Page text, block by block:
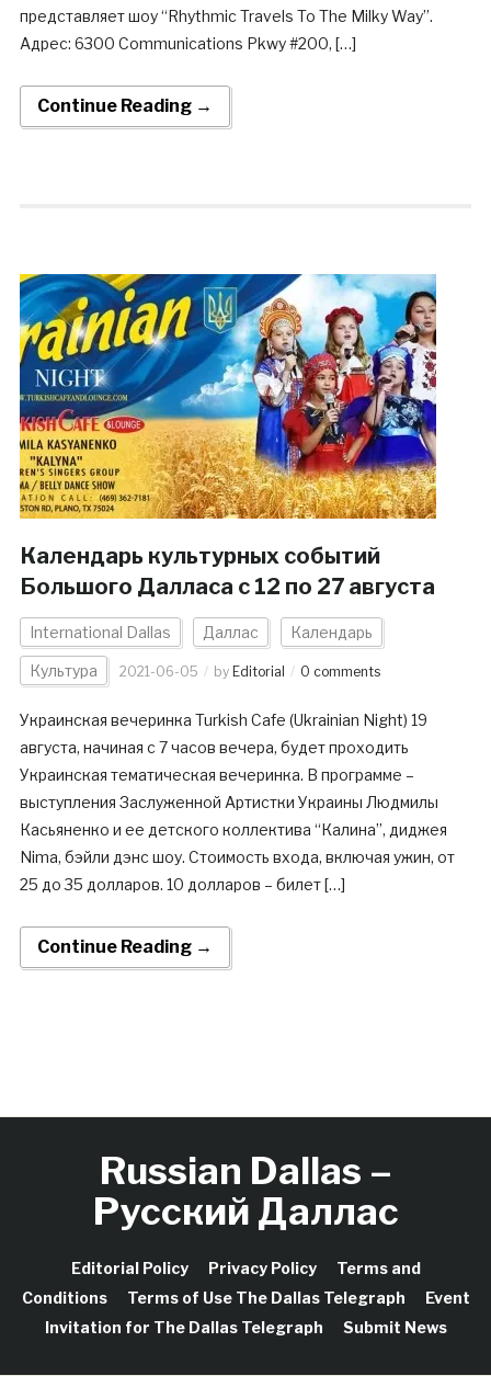
представляет шоу “Rhythmic Travels To The Milky Way”.
Адрес: 6300 Communications Pkwy #200, […]
Continue Reading →
Календарь культурных событий
Большого Далласа c 12 по 27 августа
International Dallas Даллас Календарь
Культура 2021-06-05 by Editorial 0 comments
Украинская вечеринка Turkish Cafe (Ukrainian Night) 19
августа, начиная с 7 часов вечера, будет проходить
Украинская тематическая вечеринка. В программе –
выступления Заслуженной Артистки Украины Людмилы
Касьяненко и ее детского коллектива “Калина”, диджея
Nima, бэйли дэнс шоу. Стоимость входа, включая ужин, от
25 до 35 долларов. 10 долларов – билет […]
Continue Reading →
Russian Dallas –
Русский Даллас
Editorial Policy Privacy Policy
Terms and
Conditions
Terms of Use The Dallas Telegraph
Event
Invitation for The Dallas Telegraph
Submit News